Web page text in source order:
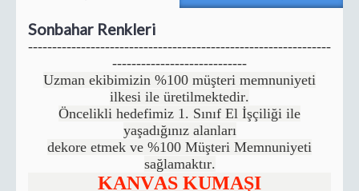
Sonbahar Renkleri
---------------------------------------------------------------
----------------------------
Uzman ekibimizin %100 müşteri memnuniyeti
ilkesi ile üretilmektedir.
Öncelikli hedefimiz 1. Sınıf El İşçiliği ile
yaşadığınız alanları
dekore etmek ve %100 Müşteri Memnuniyeti
sağlamaktır.
KANVAS KUMAŞI